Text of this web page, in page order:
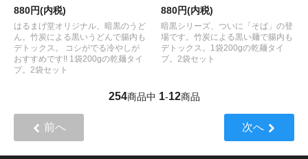
880円(内税)
はるまげ堂オリジナル、暗黒のうど
ん。竹炭による黒いうどんで腸内も
デトックス。 コシがでる冷やしが
おすすめです!! 1袋200gの乾麺タイ
プ。2袋セット
880円(内税)
暗黒シリーズ、ついに「そば」の登
場です。竹炭による黒い麺で腸内も
デトックス。1袋200gの乾麺タイ
プ。2袋セット
254商品中 1-12商品
前へ 次へ